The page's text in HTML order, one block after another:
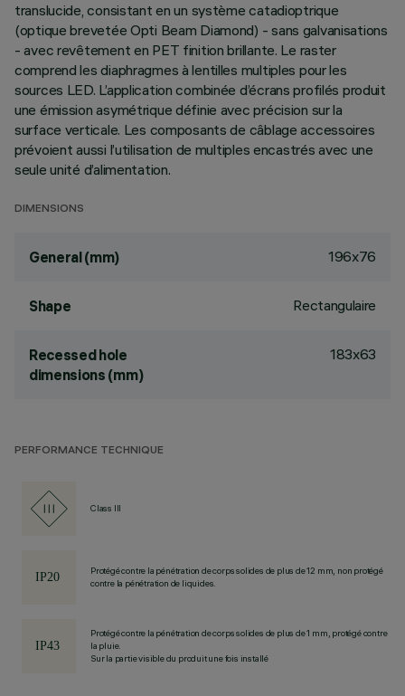
translucide, consistant en un système catadioptrique
(optique brevetée Opti Beam Diamond) - sans galvanisations
- avec revêtement en PET finition brillante. Le raster
comprend les diaphragmes à lentilles multiples pour les
sources LED. L’application combinée d’écrans profilés produit
une émission asymétrique définie avec précision sur la
surface verticale. Les composants de câblage accessoires
prévoient aussi l’utilisation de multiples encastrés avec une
seule unité d’alimentation.
DIMENSIONS
General (mm) 196x76
Shape Rectangulaire
Recessed hole
dimensions (mm)
183x63
PERFORMANCE TECHNIQUE
Class III
Protégé contre la pénétration de corps solides de plus de 12 mm, non protégé
contre la pénétration de liquides.
Protégé contre la pénétration de corps solides de plus de 1 mm, protégé contre
la pluie.
Sur la partie visible du produit une fois installé